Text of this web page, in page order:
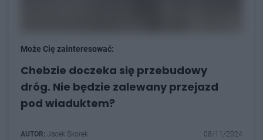
Może Cię zainteresować:
Chebzie doczeka się przebudowy
dróg. Nie będzie zalewany przejazd
pod wiaduktem?
AUTOR: Jacek Skorek 08/11/2024